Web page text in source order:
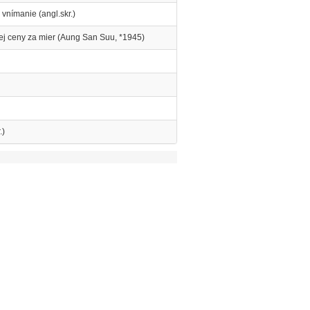
(angl.skr.)
ceny za mier (Aung San Suu, *1945)